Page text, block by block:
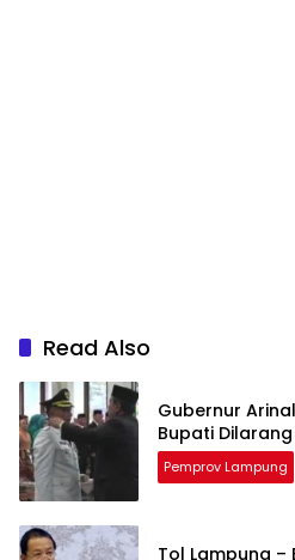
Read Also
Gubernur
Bupati
Pemprov Lampung
Tol Lampung –